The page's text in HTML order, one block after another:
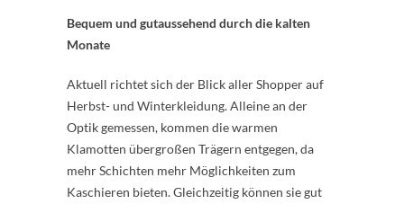
Bequem und gutaussehend durch die kalten
Monate
Aktuell richtet sich der Blick aller Shopper auf
Herbst- und Winterkleidung. Alleine an der
Optik gemessen, kommen die warmen
Klamotten übergroßen Trägern entgegen, da
mehr Schichten mehr Möglichkeiten zum
Kaschieren bieten. Gleichzeitig können sie gut